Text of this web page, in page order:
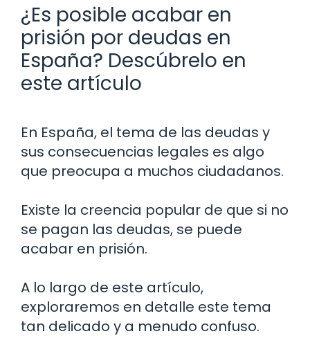
¿Es posible acabar en
prisión por deudas en
España? Descúbrelo en
este artículo
En España, el tema de las deudas y
sus consecuencias legales es algo
que preocupa a muchos ciudadanos.
Existe la creencia popular de que si no
se pagan las deudas, se puede
acabar en prisión.
A lo largo de este artículo,
exploraremos en detalle este tema
tan delicado y a menudo confuso.